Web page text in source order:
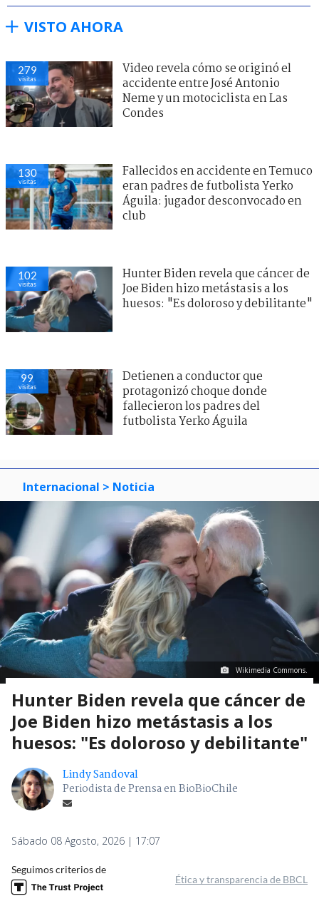
VISTO AHORA
279
visitas
Video revela cómo se originó el
accidente entre José Antonio
Neme y un motociclista en Las
Condes
130
visitas
Fallecidos en accidente en Temuco
eran padres de futbolista Yerko
Águila: jugador desconvocado en
club
102
visitas
Hunter Biden revela que cáncer de
Joe Biden hizo metástasis a los
huesos: "Es doloroso y debilitante"
99
visitas
Detienen a conductor que
protagonizó choque donde
fallecieron los padres del
futbolista Yerko Águila
Internacional > Noticia
Wikimedia Commons.
Hunter Biden revela que cáncer de
Joe Biden hizo metástasis a los
huesos: "Es doloroso y debilitante"
Lindy Sandoval
Periodista de Prensa en BioBioChile
Sábado 08 Agosto, 2026 | 17:07
Seguimos criterios de
Ética y transparencia de BBCL